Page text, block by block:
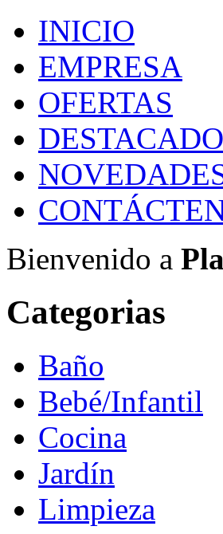
INICIO
EMPRESA
OFERTAS
Bienvenido a
Categorias
Baño
Bebé/Infantil
Cocina
Jardín
Limpieza